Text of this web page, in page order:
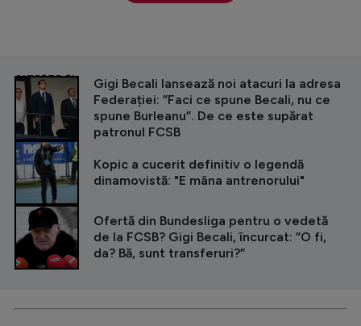
CITEȘTE ȘI
Gigi Becali lansează noi atacuri la adresa
Federației: ”Faci ce spune Becali, nu ce
spune Burleanu”. De ce este supărat
patronul FCSB
Kopic a cucerit definitiv o legendă
dinamovistă: "E mâna antrenorului"
Ofertă din Bundesliga pentru o vedetă
de la FCSB? Gigi Becali, încurcat: ”O fi,
da? Bă, sunt transferuri?”